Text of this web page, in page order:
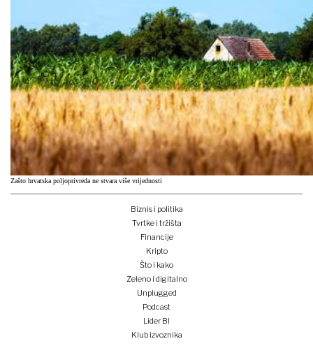
Zašto hrvatska poljoprivreda ne stvara više vrijednosti
Biznis i politika
Tvrtke i tržišta
Financije
Kripto
Što i kako
Zeleno i digitalno
Unplugged
Podcast
Lider BI
Klub izvoznika